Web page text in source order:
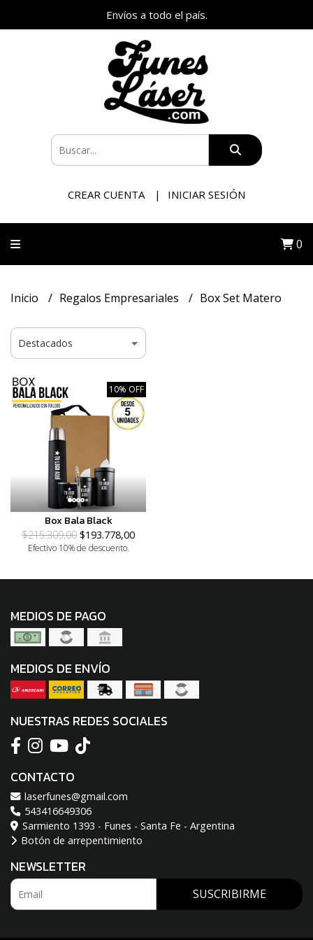
Envíos a todo el país.
CREAR CUENTA INICIAR SESIÓN
0
Inicio Regalos Empresariales Box Set Matero
10% OFF
Box Bala Black
$215.309,00 $193.778,00
Efectivo 10% de descuento.
MEDIOS DE PAGO
MEDIOS DE ENVÍO
NUESTRAS REDES SOCIALES
CONTACTO
laserfunes@gmail.com
543416649306
Sarmiento 1393 - Funes - Santa Fe - Argentina
Botón de arrepentimiento
NEWSLETTER
SUSCRIBIRME